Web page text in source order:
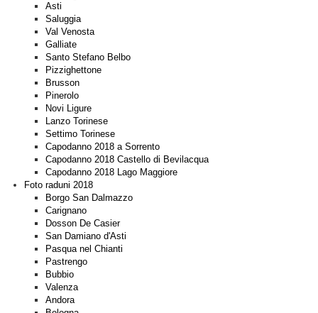
Asti
Saluggia
Val Venosta
Galliate
Santo Stefano Belbo
Pizzighettone
Brusson
Pinerolo
Novi Ligure
Lanzo Torinese
Settimo Torinese
Capodanno 2018 a Sorrento
Capodanno 2018 Castello di Bevilacqua
Capodanno 2018 Lago Maggiore
Foto raduni 2018
Borgo San Dalmazzo
Carignano
Dosson De Casier
San Damiano d'Asti
Pasqua nel Chianti
Pastrengo
Bubbio
Valenza
Andora